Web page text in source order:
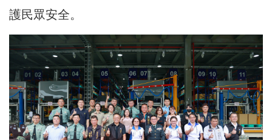
護民眾安全。